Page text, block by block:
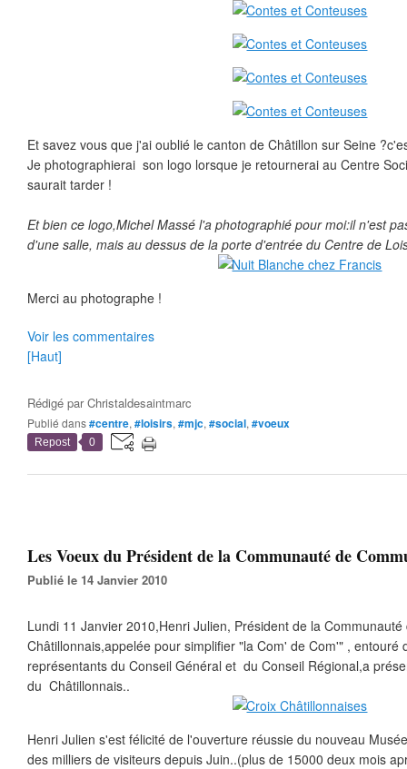
Et savez vous que j'ai oublié le canton de Châtillon sur Seine
Je photographierai son logo lorsque je retournerai au Centre
saurait tarder !
Et bien ce logo,Michel Massé l'a photographié pour moi:il n'est
d'une salle, mais au dessus de la porte d'entrée du Centre de
Merci au photographe !
Voir les commentaires
[Haut]
Rédigé parChristaldesaintmarc
Publié dans#centre, #loisirs, #mjc, #social, #voeux
Repost 0
Les Voeux du Président de la Communauté de
Publié le 14 Janvier 2010
Lundi 11 Janvier 2010,Henri Julien, Président de la
Châtillonnais,appelée pour simplifier "la Com' de Com'" , entouré
représentants du Conseil Général et du Conseil Régional,a
du Châtillonnais..
Henri Julien s'est félicité de l'ouverture réussie du nouveau
des milliers de visiteurs depuis Juin..(plus de 15000 deux mois